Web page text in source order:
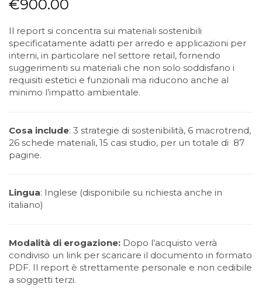
€900.00
Il report si concentra sui materiali sostenibili
specificatamente adatti per arredo e applicazioni per
interni, in particolare nel settore retail, fornendo
suggerimenti su materiali che non solo soddisfano i
requisiti estetici e funzionali ma riducono anche al
minimo l’impatto ambientale.
Cosa include: 3 strategie di sostenibilità, 6 macrotrend,
26 schede materiali, 15 casi studio, per un totale di 87
pagine.
Lingua: Inglese (disponibile su richiesta anche in
italiano)
Modalità di erogazione: Dopo l’acquisto verrà
condiviso un link per scaricare il documento in formato
PDF. Il report è strettamente personale e non cedibile
a soggetti terzi.